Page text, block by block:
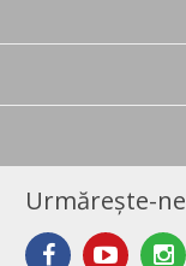
Urmărește-ne